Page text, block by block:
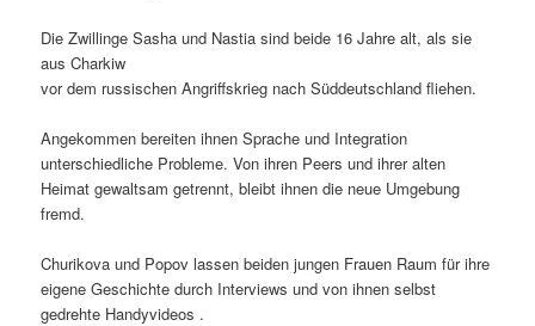
Die Zwillinge Sasha und Nastia sind beide 16 Jahre alt, als sie
aus Charkiw
vor dem russischen Angriffskrieg nach Süddeutschland fliehen.
Angekommen bereiten ihnen Sprache und Integration
unterschiedliche Probleme. Von ihren Peers und ihrer alten
Heimat gewaltsam getrennt, bleibt ihnen die neue Umgebung
fremd.
Churikova und Popov lassen beiden jungen Frauen Raum für ihre
eigene Geschichte durch Interviews und von ihnen selbst
gedrehte Handyvideos .